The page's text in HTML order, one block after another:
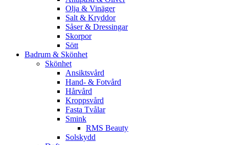
Olja & Vinäger
Salt & Kryddor
Såser & Dressingar
Skorpor
Sött
Badrum & Skönhet
Skönhet
Ansiktsvård
Hand- & Fotvård
Hårvård
Kroppsvård
Fasta Tvålar
Smink
RMS Beauty
Solskydd